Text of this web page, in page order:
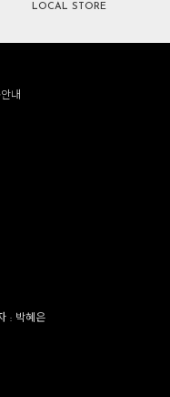
LOCAL STORE
내
: 박혜은